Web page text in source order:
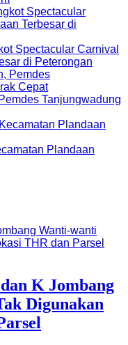
Spectacular Carnival
di Peterongan
Tanjungwadung
Plandaan
K Jombang
Digunakan